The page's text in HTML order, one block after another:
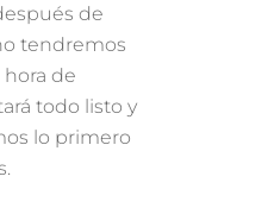
de
tendremos
hora de
todo listo y
lo primero